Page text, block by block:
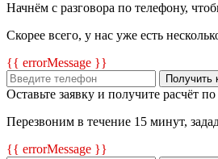
Начнём с разговора по телефону,
Скорее всего, у нас уже есть
{{ errorMessage }}
Получить
Оставьте заявку и получите расчёт
Перезвоним в течение 15 минут,
{{ errorMessage }}